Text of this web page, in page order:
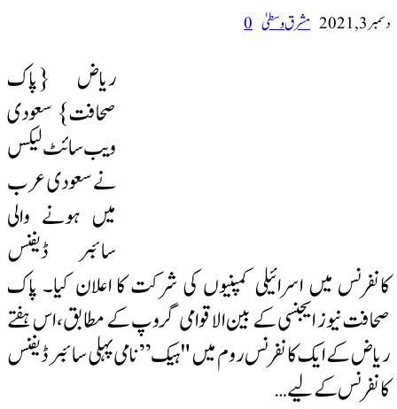
دسمبر 3, 2021 مشرق وسطیٰ 0
ریاض {پاک
صحافت} سعودی
ویب سائٹ لیکس
نے سعودی عرب
میں ہونے والی
سائبر ڈیفنس
کانفرنس میں اسرائیلی کمپنیوں کی شرکت کا اعلان کیا۔ پاک
صحافت نیوز ایجنسی کے بین الاقوامی گروپ کے مطابق، اس ہفتے
ریاض کے ایک کانفرنس روم میں "ہیک” نامی پہلی سائبر ڈیفنس
کانفرنس کے لیے …